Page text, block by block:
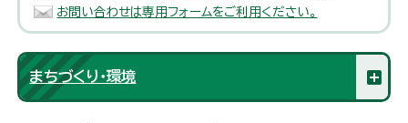
お問い合わせは専用フォームをご利用ください。
まちづくり・環境